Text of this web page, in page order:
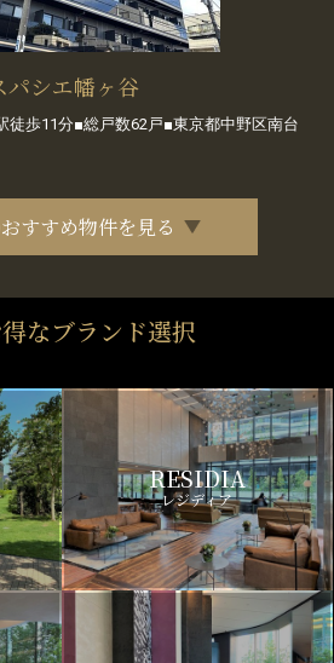
パシエ幡ヶ谷
徒歩11分■総戸数62戸■東京都中野区南台
すすめ物件を見る
なブランド選択
RESIDIA
レジディア